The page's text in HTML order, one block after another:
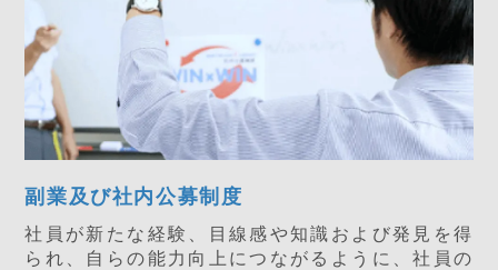
副業及び社内公募制度
社員が新たな経験、目線感や知識および発見を得
られ、自らの能力向上につながるように、社員の